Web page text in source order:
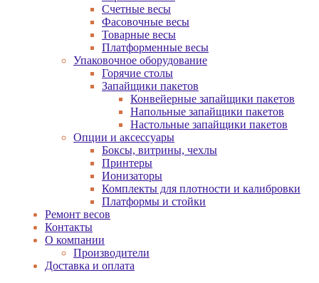
Счетные весы
Фасовочные весы
Товарные весы
Платформенные весы
Упаковочное оборудование
Горячие столы
Запайщики пакетов
Конвейерные запайщики пакетов
Напольные запайщики пакетов
Настольные запайщики пакетов
Опции и аксессуары
Боксы, витрины, чехлы
Принтеры
Ионизаторы
Комплекты для плотности и калибровки
Платформы и стойки
Ремонт весов
Контакты
О компании
Производители
Доставка и оплата